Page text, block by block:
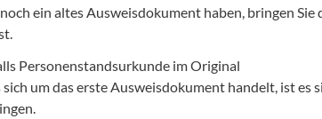
ein altes Ausweisdokument haben, bringen
Personenstandsurkunde im Original
sich um das erste Ausweisdokument handelt, ist es